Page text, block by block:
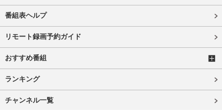
番組表ヘルプ
リモート録画予約ガイド
おすすめ番組
ランキング
チャンネル一覧